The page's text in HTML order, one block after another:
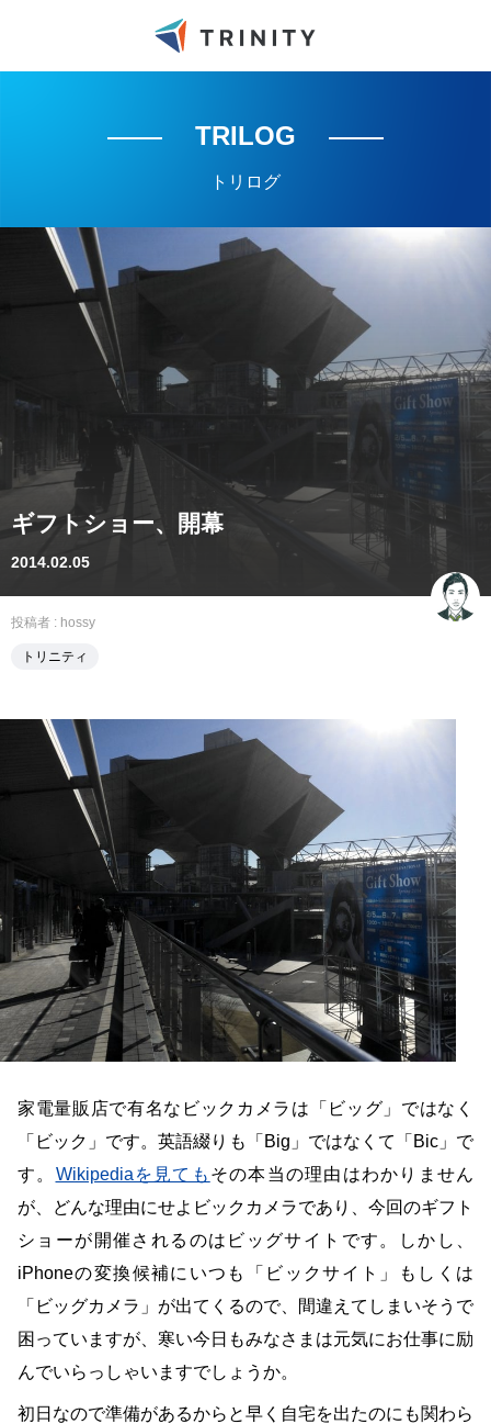
TRILOG
トリログ
ギフトショー、開幕
2014.02.05
投稿者 : hossy
トリニティ
家電量販店で有名なビックカメラは「ビッグ」ではなく
「ビック」です。英語綴りも「Big」ではなくて「Bic」で
す。 Wikipediaを見ても その本当の理由はわかりません
が、どんな理由にせよビックカメラであり、今回のギフト
ショーが開催されるのはビッグサイトです。しかし、
iPhoneの変換候補にいつも「ビックサイト」もしくは
「ビッグカメラ」が出てくるので、間違えてしまいそうで
困っていますが、寒い今日もみなさまは元気にお仕事に励
んでいらっしゃいますでしょうか。
初日なので準備があるからと早く自宅を出たのにも関わら